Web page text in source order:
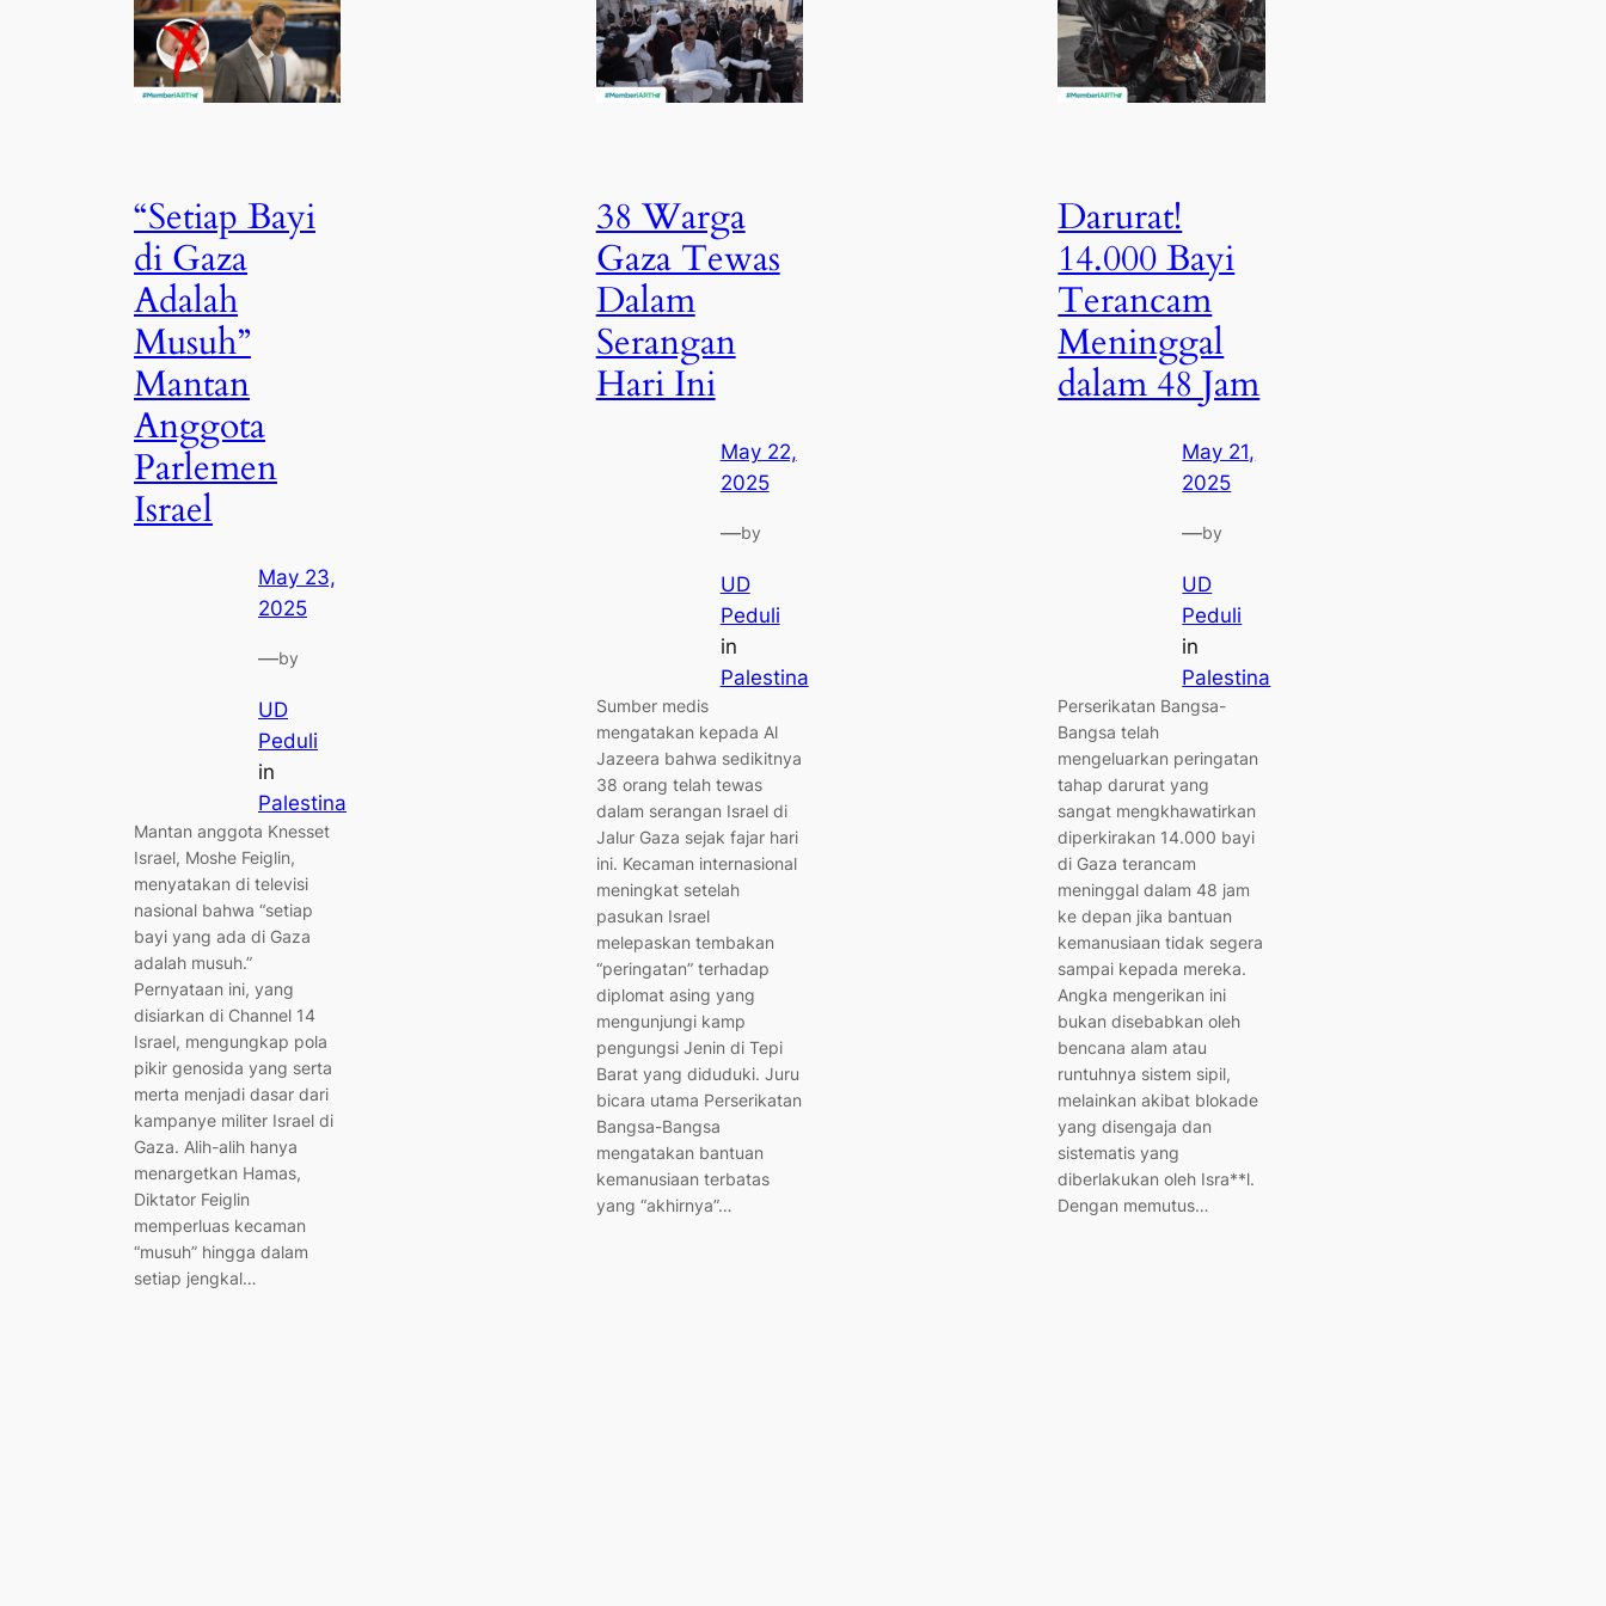
“Setiap Bayi
di Gaza
Adalah
Musuh”
Mantan
Anggota
Parlemen
Israel
May 23,
2025
—by
UD
Peduli
in
Palestina
Mantan anggota Knesset
Israel, Moshe Feiglin,
menyatakan di televisi
nasional bahwa “setiap
bayi yang ada di Gaza
adalah musuh.”
Pernyataan ini, yang
disiarkan di Channel 14
Israel, mengungkap pola
pikir genosida yang serta
merta menjadi dasar dari
kampanye militer Israel di
Gaza. Alih-alih hanya
menargetkan Hamas,
Diktator Feiglin
memperluas kecaman
“musuh” hingga dalam
setiap jengkal…
38 Warga
Gaza Tewas
Dalam
Serangan
Hari Ini
May 22,
2025
—by
UD
Peduli
in
Palestina
Sumber medis
mengatakan kepada Al
Jazeera bahwa sedikitnya
38 orang telah tewas
dalam serangan Israel di
Jalur Gaza sejak fajar hari
ini. Kecaman internasional
meningkat setelah
pasukan Israel
melepaskan tembakan
“peringatan” terhadap
diplomat asing yang
mengunjungi kamp
pengungsi Jenin di Tepi
Barat yang diduduki. Juru
bicara utama Perserikatan
Bangsa-Bangsa
mengatakan bantuan
kemanusiaan terbatas
yang “akhirnya”…
Darurat!
14.000 Bayi
Terancam
Meninggal
dalam 48 Jam
May 21,
2025
—by
UD
Peduli
in
Palestina
Perserikatan Bangsa-
Bangsa telah
mengeluarkan peringatan
tahap darurat yang
sangat mengkhawatirkan
diperkirakan 14.000 bayi
di Gaza terancam
meninggal dalam 48 jam
ke depan jika bantuan
kemanusiaan tidak segera
sampai kepada mereka.
Angka mengerikan ini
bukan disebabkan oleh
bencana alam atau
runtuhnya sistem sipil,
melainkan akibat blokade
yang disengaja dan
sistematis yang
diberlakukan oleh Isra**l.
Dengan memutus…